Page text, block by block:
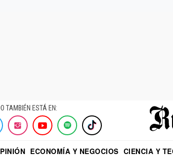
TAMBIÉN ESTÁ EN:
ECONOMÍA Y NEGOCIOS CIENCIA Y